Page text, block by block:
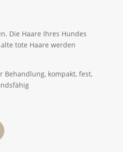
Die Haare Ihres Hundes
tote Haare werden
Behandlung, kompakt, fest,